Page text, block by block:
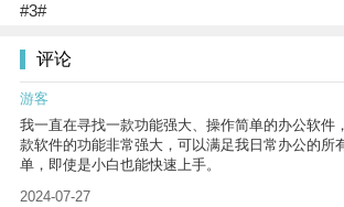
#3#
评论
游客
我一直在寻找一款功能强大、操作简单的办公软件
款软件的功能非常强大，可以满足我日常办公的所
单，即使是小白也能快速上手。
2024-07-27